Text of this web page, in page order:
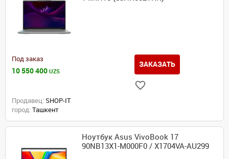
Под заказ
10 550 400 UZS
ЗАКАЗАТЬ
Продавец: SHOP-IT
город: Ташкент
Ноутбук Asus VivoBook 17
90NB13X1-M000F0 / X1704VA-AU299